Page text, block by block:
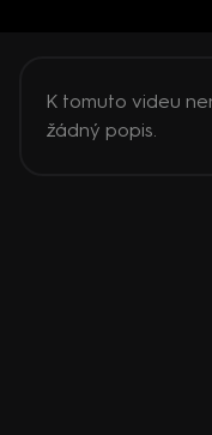
K tomuto videu
žádný popis.